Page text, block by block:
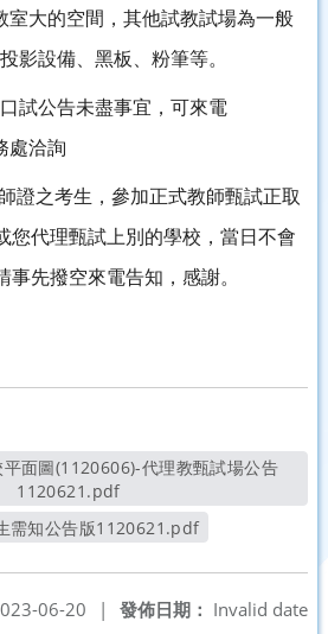
室大的空間，其他試教試場為一般
影設備、黑板、粉筆等。
試公告未盡事宜，可來電
處洽詢
證之考生，參加正式教師甄試正取
您代理甄試上別的學校，當日不會
事先撥空來電告知，感謝。
1120621.pdf另開新視窗
需知公告版1120621.pdf
發佈日期： Invalid date
06-20
|